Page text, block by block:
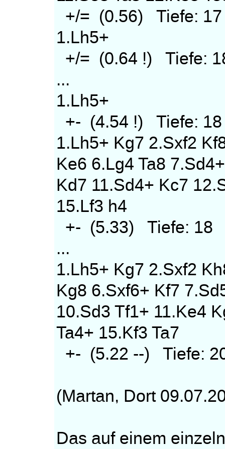
+/= (0.56) Tiefe:
1.Lh5+
+/= (0.64 !) Tiefe:
...
1.Lh5+
+- (4.54 !) Tiefe:
1.Lh5+ Kg7 2.Sxf2
Ke6 6.Lg4 Ta8
Kd7 11.Sd4+ Kc7
15.Lf3 h4
+- (5.33) Tiefe: 18
...
1.Lh5+ Kg7 2.Sxf2
Kg8 6.Sxf6+ Kf7
10.Sd3 Tf1+ 11.Ke4
Ta4+ 15.Kf3 Ta7
+- (5.22 --) Tiefe:
(Martan, Dort
Das auf einem